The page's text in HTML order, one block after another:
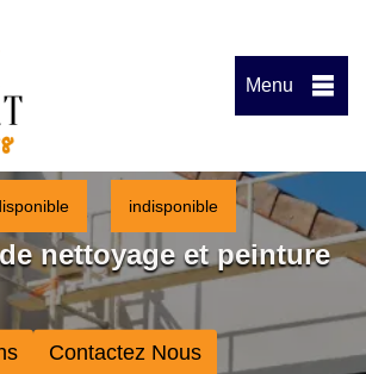
Menu
indisponible
nettoyage et peinture
Contactez Nous